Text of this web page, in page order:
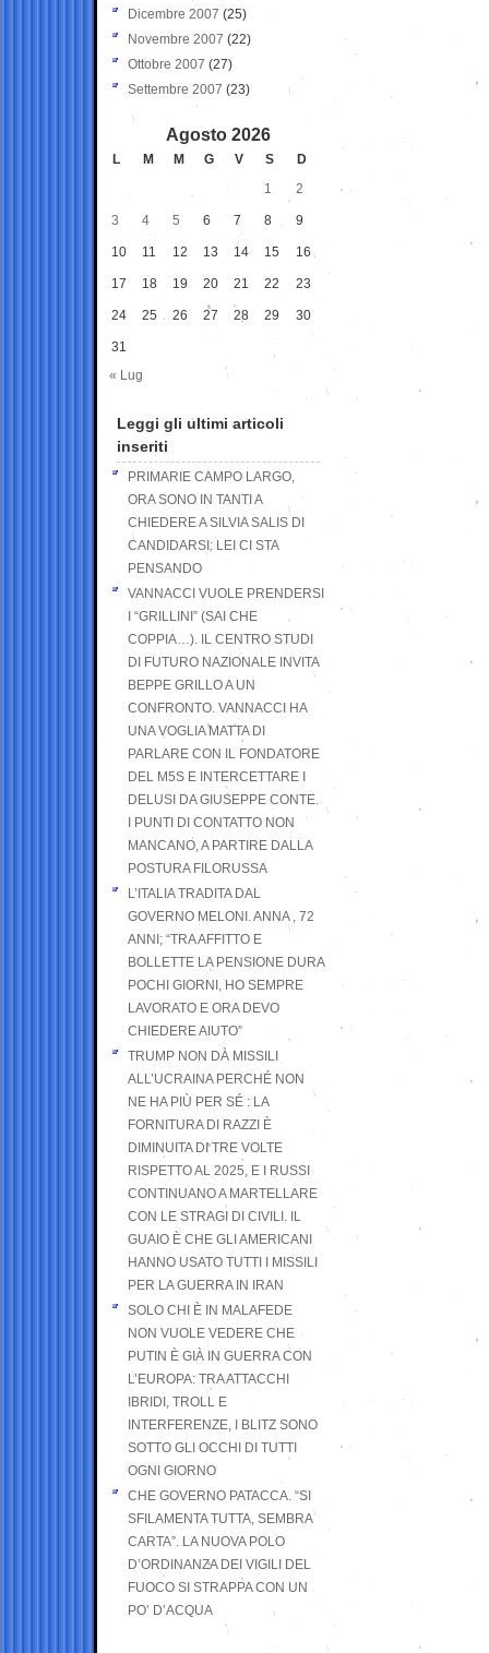
Dicembre 2007 (25)
Novembre 2007 (22)
Ottobre 2007 (27)
Settembre 2007 (23)
Agosto 2026
L M M G V S
D
1
2
3 4 5 6 7 8 9
10 11 12 13 14 15 16
17 18 19 20 21 22 23
24 25 26 27 28 29 30
31
« Lug
Leggi gli ultimi articoli
inseriti
PRIMARIE CAMPO LARGO,
ORA SONO IN TANTI A
CHIEDERE A SILVIA SALIS DI
CANDIDARSI: LEI CI STA
PENSANDO
VANNACCI VUOLE PRENDERSI
I “GRILLINI” (SAI CHE
COPPIA…). IL CENTRO STUDI
DI FUTURO NAZIONALE INVITA
BEPPE GRILLO A UN
CONFRONTO. VANNACCI HA
UNA VOGLIA MATTA DI
PARLARE CON IL FONDATORE
DEL M5S E INTERCETTARE I
DELUSI DA GIUSEPPE CONTE.
I PUNTI DI CONTATTO NON
MANCANO, A PARTIRE DALLA
POSTURA FILORUSSA
L’ITALIA TRADITA DAL
GOVERNO MELONI. ANNA , 72
ANNI; “TRA AFFITTO E
BOLLETTE LA PENSIONE DURA
POCHI GIORNI, HO SEMPRE
LAVORATO E ORA DEVO
CHIEDERE AIUTO”
TRUMP NON DÀ MISSILI
ALL’UCRAINA PERCHÉ NON
NE HA PIÙ PER SÉ : LA
FORNITURA DI RAZZI È
DIMINUITA DI TRE VOLTE
RISPETTO AL 2025, E I RUSSI
CONTINUANO A MARTELLARE
CON LE STRAGI DI CIVILI. IL
GUAIO È CHE GLI AMERICANI
HANNO USATO TUTTI I MISSILI
PER LA GUERRA IN IRAN
SOLO CHI È IN MALAFEDE
NON VUOLE VEDERE CHE
PUTIN È GIÀ IN GUERRA CON
L’EUROPA: TRA ATTACCHI
IBRIDI, TROLL E
INTERFERENZE, I BLITZ SONO
SOTTO GLI OCCHI DI TUTTI
OGNI GIORNO
CHE GOVERNO PATACCA. “SI
SFILAMENTA TUTTA, SEMBRA
CARTA”. LA NUOVA POLO
D’ORDINANZA DEI VIGILI DEL
FUOCO SI STRAPPA CON UN
PO’ D’ACQUA